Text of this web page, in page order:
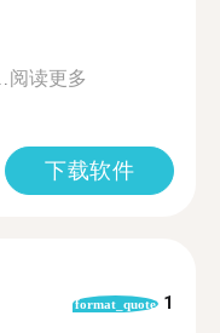
阅读更多
下载软件
format_quote 1